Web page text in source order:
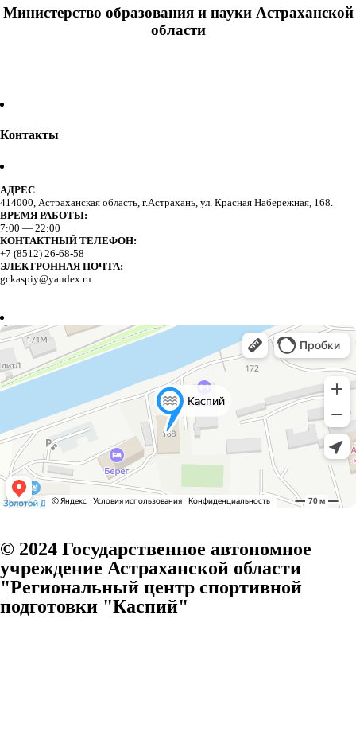
Министерство образования и науки Астраханской
области
Контакты
АДРЕС:
414000, Астраханская область, г.Астрахань, ул. Красная Набережная, 168.
ВРЕМЯ РАБОТЫ:
7:00 — 22:00
КОНТАКТНЫЙ ТЕЛЕФОН:
+7 (8512) 26-68-58
ЭЛЕКТРОННАЯ ПОЧТА:
gckaspiy@yandex.ru
© 2024 Государственное автономное
учреждение Астраханской области
"Региональный центр спортивной
подготовки "Каспий"